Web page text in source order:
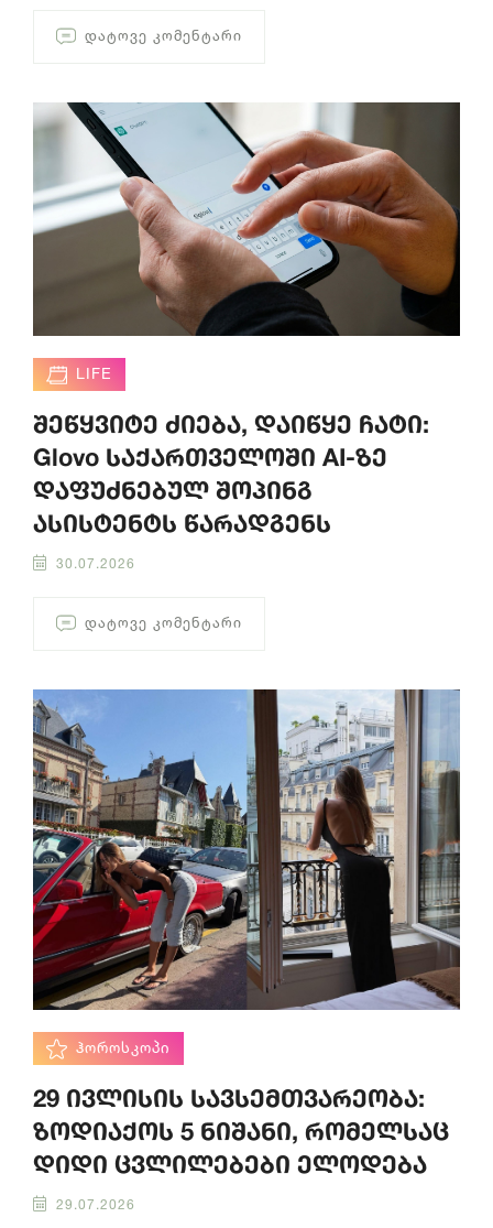
ᲓᲐᲢᲝᲕᲔ ᲙᲝᲛᲔᲜᲢᲐᲠᲘ
LIFE
შეწყვიტე ძიება, დაიწყე ჩატი:
Glovo საქართველოში AI-ზე
დაფუძნებულ შოპინგ
ასისტენტს წარადგენს
30.07.2026
ᲓᲐᲢᲝᲕᲔ ᲙᲝᲛᲔᲜᲢᲐᲠᲘ
ᲰᲝᲠᲝᲡᲙᲝᲞᲘ
29 ივლისის სავსემთვარეობა:
ზოდიაქოს 5 ნიშანი, რომელსაც
დიდი ცვლილებები ელოდება
29.07.2026